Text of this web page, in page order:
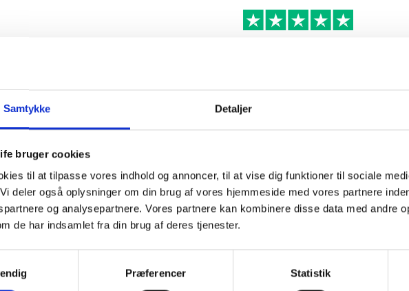
Samtykke Detaljer
bruger cookies
til at tilpasse vores indhold og annoncer, til at vise dig funktioner til sociale
deler også oplysninger om din brug af vores hjemmeside med vores partnere
og analysepartnere. Vores partnere kan kombinere disse data med andre
de har indsamlet fra din brug af deres tjenester.
Præferencer Statistik
Denne frysetørrede ret med stegte ris med
noget nemt, hurtigt og lækkert mad på din tur.
min. efter, er der serveret. Med frysetørret mad
hverdagen. Retten består af 1 portion på 148
krydderiblanding [vegetabilsk fedt (palmeolie) (
modificeret majsstivelse, salt, tomat, løg,
krydderier og urter], frysetørret kyllingebryst 5%.
Produceret i et miljø, hvor følgende allergener er
ÆG,JORDNØDDER, andreNØDDER.
Allergener: Laktose, sulfitter.